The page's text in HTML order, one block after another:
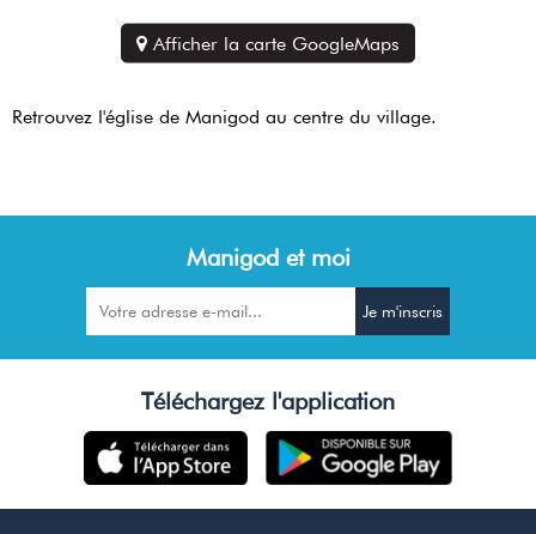
Afficher la carte GoogleMaps
Retrouvez l'église de Manigod au centre du village.
Manigod et moi
Téléchargez l'application